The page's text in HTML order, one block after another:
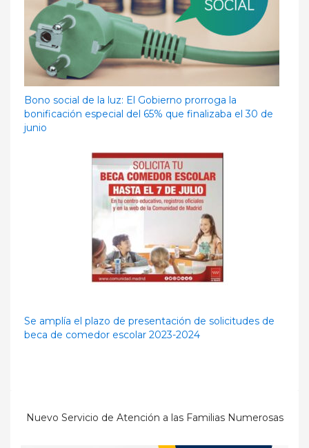
Bono social de la luz: El Gobierno prorroga la
bonificación especial del 65% que finalizaba el 30 de
junio
Se amplía el plazo de presentación de solicitudes de
beca de comedor escolar 2023-2024
Nuevo Servicio de Atención a las Familias Numerosas